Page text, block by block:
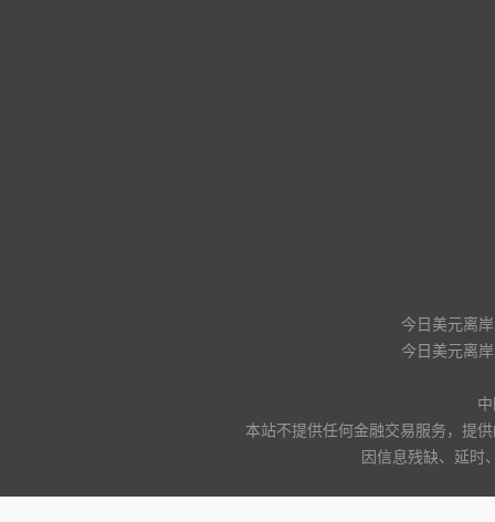
今日美元离
今日美元离
本站不提供任何金融交易服务，提
因信息残缺、延时